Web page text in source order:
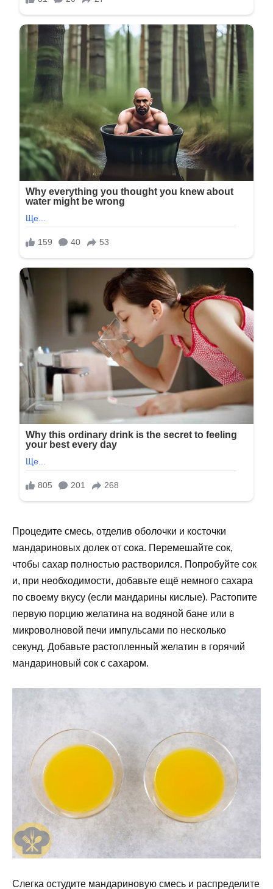
Процедите смесь, отделив оболочки и косточки
мандариновых долек от сока. Перемешайте сок,
чтобы сахар полностью растворился. Попробуйте сок
и, при необходимости, добавьте ещё немного сахара
по своему вкусу (если мандарины кислые). Растопите
первую порцию желатина на водяной бане или в
микроволновой печи импульсами по несколько
секунд. Добавьте растопленный желатин в горячий
мандариновый сок с сахаром.
Слегка остудите мандариновую смесь и распределите